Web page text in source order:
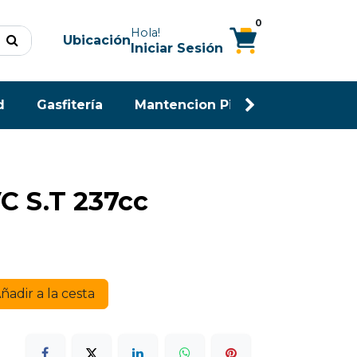
UbicaciónHola!
Iniciar Sesión
0
Gasfitería Mantencion Piscina
S.T 237cc
a la cesta